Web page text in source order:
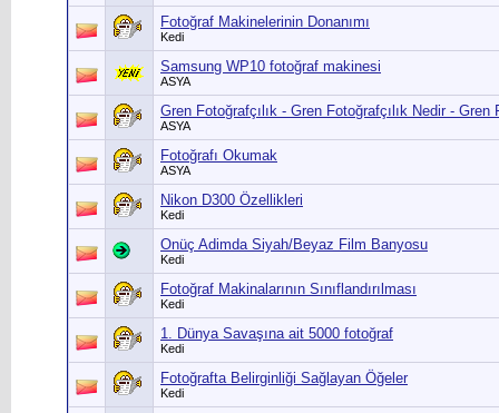
Fotoğraf Makinelerinin Donanımı
Kedi
Samsung WP10 fotoğraf makinesi
ASYA
Gren Fotoğrafçılık - Gren Fotoğrafçılık Nedir - Gren
ASYA
Fotoğrafı Okumak
ASYA
Nikon D300 Özellikleri
Kedi
Onüç Adimda Siyah/Beyaz Film Banyosu
Kedi
Fotoğraf Makinalarının Sınıflandırılması
Kedi
1. Dünya Savaşına ait 5000 fotoğraf
Kedi
Fotoğrafta Belirginliği Sağlayan Öğeler
Kedi